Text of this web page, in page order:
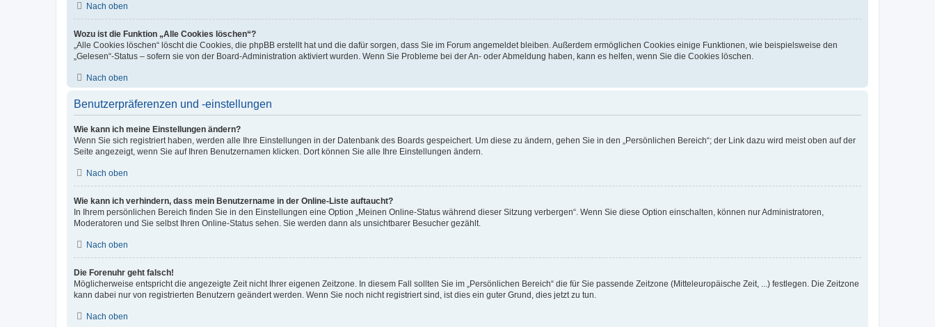
Nach oben
Wozu ist die Funktion „Alle Cookies löschen“?
„Alle Cookies löschen“ löscht die Cookies, die phpBB erstellt hat und die dafür sorgen, dass Sie im Forum angemeldet bleiben. Außerdem ermöglichen Cookies einige Funktionen, wie beispielsweise den
„Gelesen“-Status – sofern sie von der Board-Administration aktiviert wurden. Wenn Sie Probleme bei der An- oder Abmeldung haben, kann es helfen, wenn Sie die Cookies löschen.
Nach oben
Benutzerpräferenzen und -einstellungen
Wie kann ich meine Einstellungen ändern?
Wenn Sie sich registriert haben, werden alle Ihre Einstellungen in der Datenbank des Boards gespeichert. Um diese zu ändern, gehen Sie in den „Persönlichen Bereich“; der Link dazu wird meist oben auf der
Seite angezeigt, wenn Sie auf Ihren Benutzernamen klicken. Dort können Sie alle Ihre Einstellungen ändern.
Nach oben
Wie kann ich verhindern, dass mein Benutzername in der Online-Liste auftaucht?
In Ihrem persönlichen Bereich finden Sie in den Einstellungen eine Option „Meinen Online-Status während dieser Sitzung verbergen“. Wenn Sie diese Option einschalten, können nur Administratoren,
Moderatoren und Sie selbst Ihren Online-Status sehen. Sie werden dann als unsichtbarer Besucher gezählt.
Nach oben
Die Forenuhr geht falsch!
Möglicherweise entspricht die angezeigte Zeit nicht Ihrer eigenen Zeitzone. In diesem Fall sollten Sie im „Persönlichen Bereich“ die für Sie passende Zeitzone (Mitteleuropäische Zeit, ...) festlegen. Die Zeitzone
kann dabei nur von registrierten Benutzern geändert werden. Wenn Sie noch nicht registriert sind, ist dies ein guter Grund, dies jetzt zu tun.
Nach oben